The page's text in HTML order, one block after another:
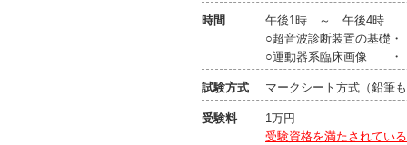
時間
午後1時 ～ 午後4時
○超音波診断装置の基礎・
○運動器系臨床画像 ・
試験方式 マークシート方式（鉛筆
受験料
1万円
受験資格を満たされてい